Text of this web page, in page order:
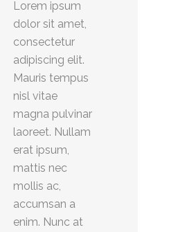
Lorem ipsum
dolor sit amet,
consectetur
adipiscing elit.
Mauris tempus
nisl vitae
magna pulvinar
laoreet. Nullam
erat ipsum,
mattis nec
mollis ac,
accumsan a
enim. Nunc at